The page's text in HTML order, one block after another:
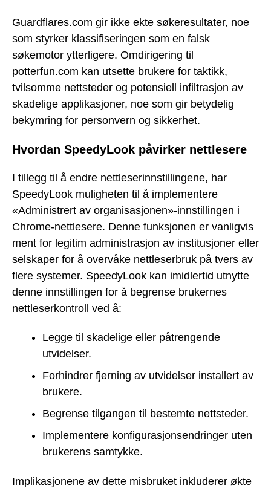
Guardflares.com gir ikke ekte søkeresultater, noe
som styrker klassifiseringen som en falsk
søkemotor ytterligere. Omdirigering til
potterfun.com kan utsette brukere for taktikk,
tvilsomme nettsteder og potensiell infiltrasjon av
skadelige applikasjoner, noe som gir betydelig
bekymring for personvern og sikkerhet.
Hvordan SpeedyLook påvirker nettlesere
I tillegg til å endre nettleserinnstillingene, har
SpeedyLook muligheten til å implementere
«Administrert av organisasjonen»-innstillingen i
Chrome-nettlesere. Denne funksjonen er vanligvis
ment for legitim administrasjon av institusjoner eller
selskaper for å overvåke nettleserbruk på tvers av
flere systemer. SpeedyLook kan imidlertid utnytte
denne innstillingen for å begrense brukernes
nettleserkontroll ved å:
Legge til skadelige eller påtrengende
utvidelser.
Forhindrer fjerning av utvidelser installert av
brukere.
Begrense tilgangen til bestemte nettsteder.
Implementere konfigurasjonsendringer uten
brukerens samtykke.
Implikasjonene av dette misbruket inkluderer økte